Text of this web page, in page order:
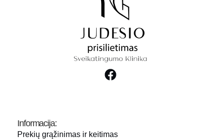
Informacija:
Prekių grąžinimas ir keitimas